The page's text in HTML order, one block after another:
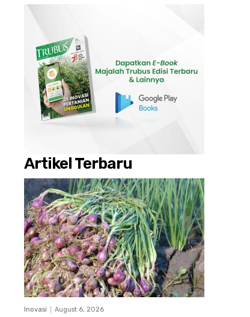
Artikel Terbaru
Inovasi August 6, 2026